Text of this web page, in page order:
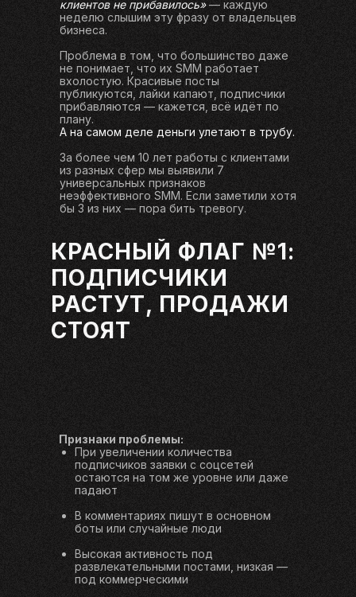
клиентов не прибавилось»— каждую
неделю слышим эту фразу от владельцев
бизнеса.
Проблема в том, что большинство даже
не понимает, что их SMM работает
вхолостую. Красивые посты
публикуются, лайки капают, подписчики
прибавляются — кажется, всё идёт по
плану.
А на самом деле деньги улетают в трубу.
За более чем 10 лет работы с клиентами
из разных сфер мы выявили 7
универсальных признаков
неэффективного SMM. Если заметили хотя
бы 3 из них — пора бить тревогу.
КРАСНЫЙ ФЛАГ №1:
ПОДПИСЧИКИ
РАСТУТ, ПРОДАЖИ
СТОЯТ
Признаки проблемы:
При увеличении количества
подписчиков заявки с соцсетей
остаются на том же уровне или даже
падают
В комментариях пишут в основном
боты или случайные люди
Высокая активность под
развлекательными постами, низкая —
под коммерческими